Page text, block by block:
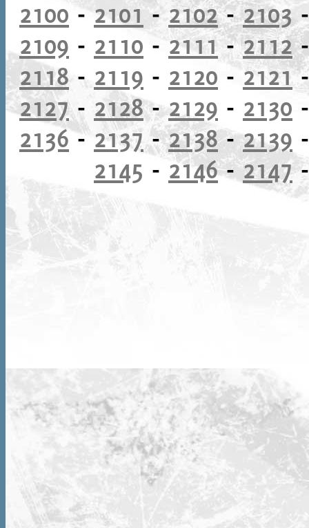
2100 -2101-2102-2103
2109 - 2110 -2111-2112
2118- 2119 - 2120 - 2121
2127- 2128-2129 - 2130
2136- 2137-2138-2139
2145 - 2146-2147